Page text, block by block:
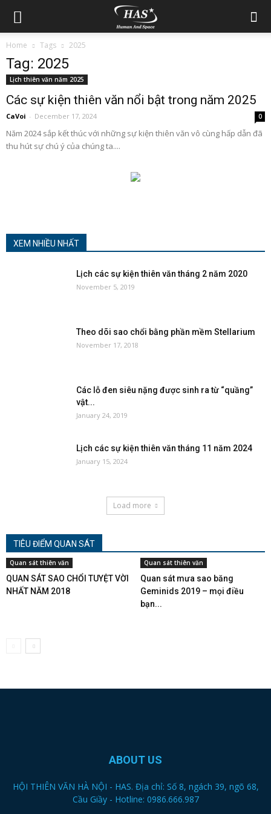
Home Tags 2025
Tag: 2025
Lịch thiên văn năm 2025
Các sự kiện thiên văn nổi bật trong năm 2025
CaVoi - December 17, 2024 0
Năm 2024 sắp kết thúc với những sự kiện thiên văn vô cùng hấp dẫn đã
thu hút sự chú ý của chúng ta....
XEM NHIỀU NHẤT
Lịch các sự kiện thiên văn tháng 2 năm 2020
November 5, 2019
Theo dõi sao chổi bằng phần mềm Stellarium
November 17, 2018
Các lỗ đen siêu nặng được sinh ra từ “quầng”
vật...
January 24, 2019
Lịch các sự kiện thiên văn tháng 11 năm 2024
January 15, 2024
Load more
TIÊU ĐIỂM QUAN SÁT
Quan sát thiên văn
QUAN SÁT SAO CHỔI TUYỆT VỜI
NHẤT NĂM 2018
Quan sát thiên văn
Quan sát mưa sao băng
Geminids 2019 – mọi điều
bạn...
ABOUT US
HỘI THIÊN VĂN HÀ NỘI - HAS. Địa chỉ: Số 8, ngách 39, ngõ 68,
Cầu Giầy - Hotline: 0986.666.987